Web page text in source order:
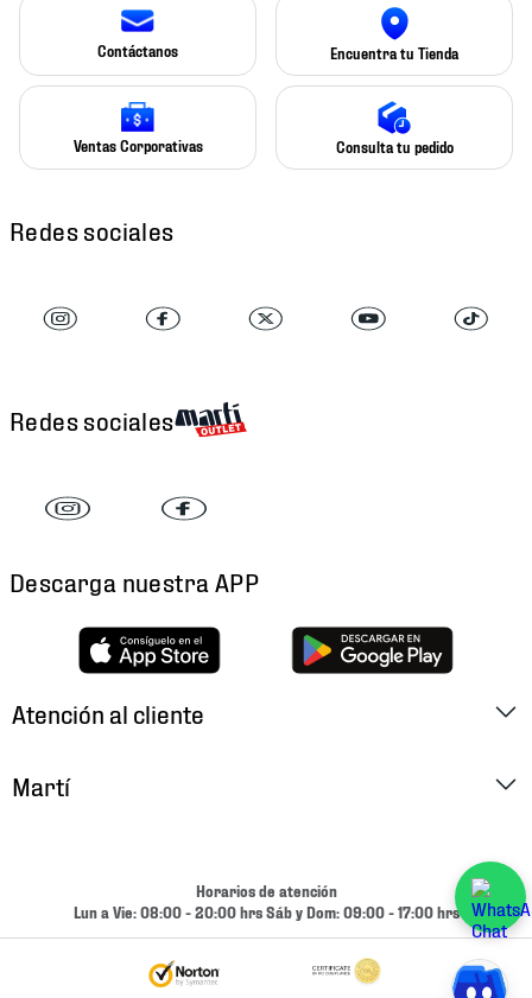
Contáctanos Encuentra tu Tienda
Ventas Corporativas Consulta tu pedido
Redes sociales
Redes sociales
Descarga nuestra APP
Atención al cliente
Cambios y Devoluciones
Martí
Términos y Condiciones
Horarios de atención
Lun a Vie: 08:00 - 20:00 hrs Sáb y Dom: 09:00 - 17:00 hrs